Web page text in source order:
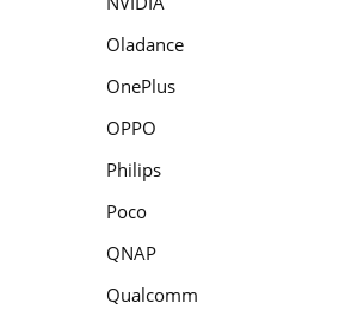
Oladance
OnePlus
OPPO
Philips
Poco
QNAP
Qualcomm